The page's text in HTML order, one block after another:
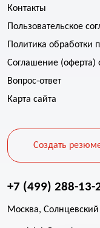
Контакты
Пользовательское
Политика обработки
Соглашение (оферта)
Вопрос-ответ
Карта сайта
Создать
+7 (499) 288-13-
Москва,